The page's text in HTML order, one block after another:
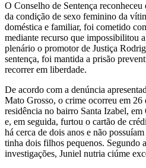
O Conselho de Sentença
da condição de sexo feminino da
doméstica e familiar, foi cometido
mediante recurso que impossibilitou
plenário o promotor de Justiça
sentença, foi mantida a prisão
recorrer em liberdade.
De acordo com a denúncia
Mato Grosso, o crime ocorreu em 26
residência no bairro Santa Izabel,
e, em seguida, furtou o cartão de
há cerca de dois anos e não
tinha dois filhos pequenos. Segundo
investigações, Juniel nutria ciúme